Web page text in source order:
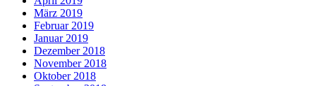
März 2019
Februar 2019
Januar 2019
Dezember 2018
November 2018
Oktober 2018